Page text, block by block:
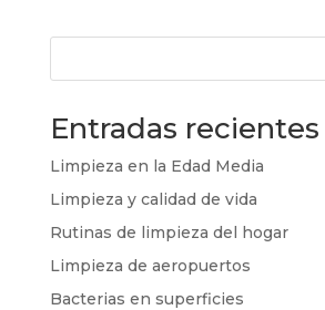
Entradas recientes
Limpieza en la Edad Media
Limpieza y calidad de vida
Rutinas de limpieza del hogar
Limpieza de aeropuertos
Bacterias en superficies